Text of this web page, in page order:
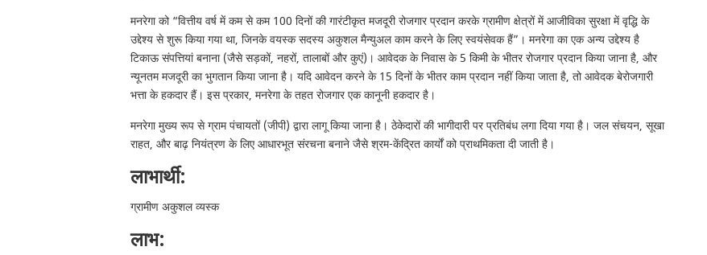
मनरेगा को “वित्तीय वर्ष में कम से कम 100 दिनों की गारंटीकृत मजदूरी रोजगार प्रदान करके ग्रामीण क्षेत्रों में आजीविका सुरक्षा में वृद्धि के
उद्देश्य से शुरू किया गया था, जिनके वयस्क सदस्य अकुशल मैन्युअल काम करने के लिए स्वयंसेवक हैं”। मनरेगा का एक अन्य उद्देश्य है
टिकाऊ संपत्तियां बनाना (जैसे सड़कों, नहरों, तालाबों और कुएं)। आवेदक के निवास के 5 किमी के भीतर रोजगार प्रदान किया जाना है, और
न्यूनतम मजदूरी का भुगतान किया जाना है। यदि आवेदन करने के 15 दिनों के भीतर काम प्रदान नहीं किया जाता है, तो आवेदक बेरोजगारी
भत्ता के हकदार हैं। इस प्रकार, मनरेगा के तहत रोजगार एक कानूनी हकदार है।
मनरेगा मुख्य रूप से ग्राम पंचायतों (जीपी) द्वारा लागू किया जाना है। ठेकेदारों की भागीदारी पर प्रतिबंध लगा दिया गया है। जल संचयन, सूखा
राहत, और बाढ़ नियंत्रण के लिए आधारभूत संरचना बनाने जैसे श्रम-केंद्रित कार्यों को प्राथमिकता दी जाती है।
लाभार्थी:
ग्रामीण अकुशल व्यस्क
लाभ: